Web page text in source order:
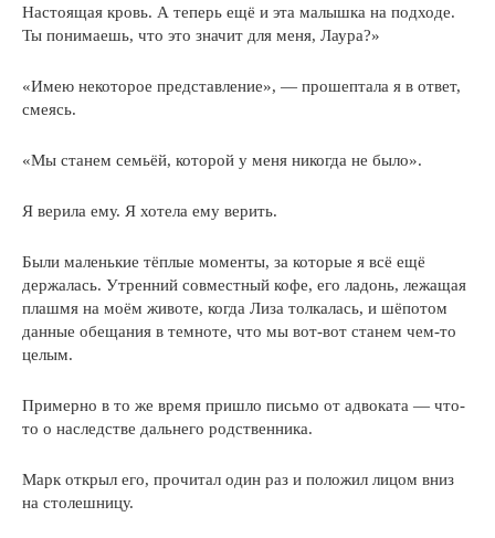
Настоящая кровь. А теперь ещё и эта малышка на подходе.
Ты понимаешь, что это значит для меня, Лаура?»
«Имею некоторое представление», — прошептала я в ответ,
смеясь.
«Мы станем семьёй, которой у меня никогда не было».
Я верила ему. Я хотела ему верить.
Были маленькие тёплые моменты, за которые я всё ещё
держалась. Утренний совместный кофе, его ладонь, лежащая
плашмя на моём животе, когда Лиза толкалась, и шёпотом
данные обещания в темноте, что мы вот-вот станем чем-то
целым.
Примерно в то же время пришло письмо от адвоката — что-
то о наследстве дальнего родственника.
Марк открыл его, прочитал один раз и положил лицом вниз
на столешницу.